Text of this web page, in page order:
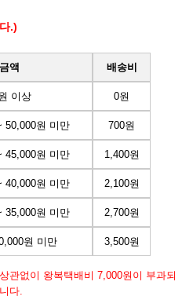
.)
액 배송비
이상 0원
50,000원 미만 700원
45,000원 미만 1,400원
40,000원 미만 2,100원
35,000원 미만 2,700원
원 미만 3,500원
관없이 왕복택배비 7,000원이 부과되
다.